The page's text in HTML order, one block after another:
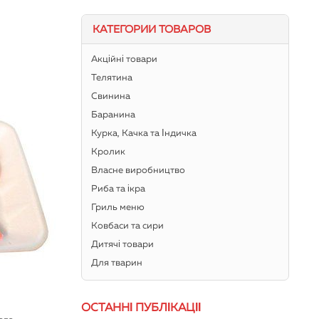
КАТЕГОРИИ ТОВАРОВ
Акційні товари
Телятина
Свинина
Баранина
Курка, Качка та Індичка
Кролик
Власне виробництво
Риба та ікра
Гриль меню
Ковбаси та сири
Дитячі товари
Для тварин
ОСТАННІ ПУБЛІКАЦІЇ